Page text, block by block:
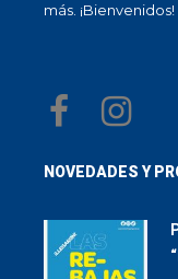
más. ¡Bienvenidos!
NOVEDADES Y